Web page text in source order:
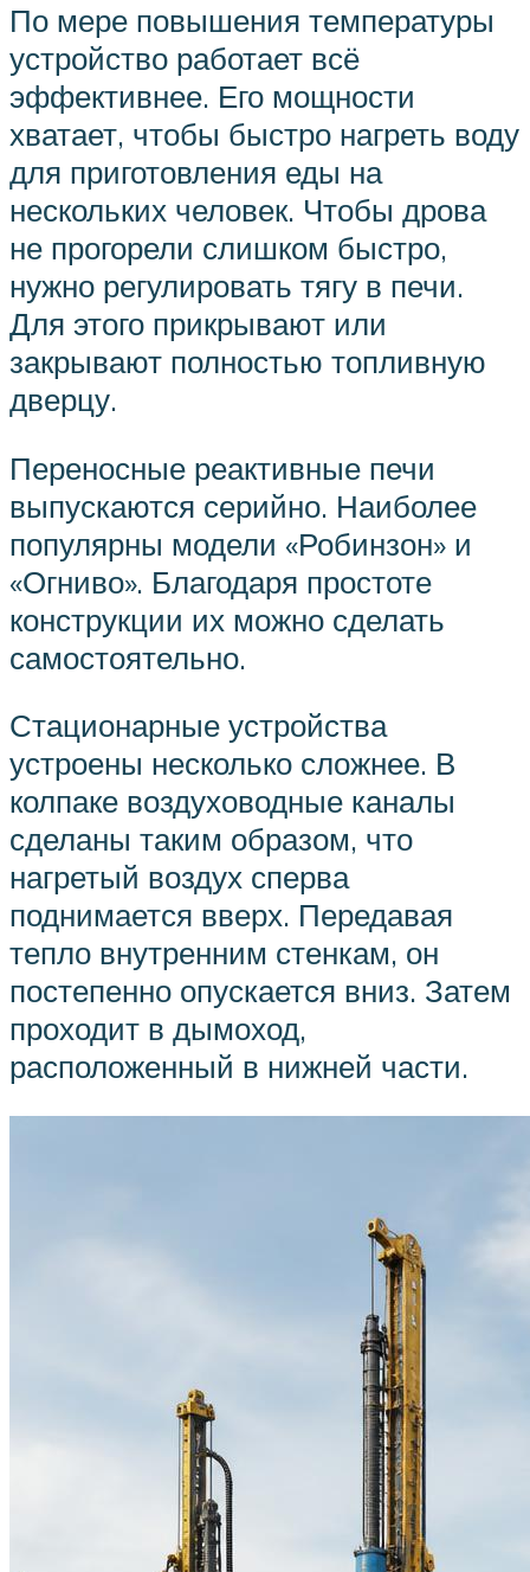
По мере повышения температуры
устройство работает всё
эффективнее. Его мощности
хватает, чтобы быстро нагреть воду
для приготовления еды на
нескольких человек. Чтобы дрова
не прогорели слишком быстро,
нужно регулировать тягу в печи.
Для этого прикрывают или
закрывают полностью топливную
дверцу.
Переносные реактивные печи
выпускаются серийно. Наиболее
популярны модели «Робинзон» и
«Огниво». Благодаря простоте
конструкции их можно сделать
самостоятельно.
Стационарные устройства
устроены несколько сложнее. В
колпаке воздуховодные каналы
сделаны таким образом, что
нагретый воздух сперва
поднимается вверх. Передавая
тепло внутренним стенкам, он
постепенно опускается вниз. Затем
проходит в дымоход,
расположенный в нижней части.